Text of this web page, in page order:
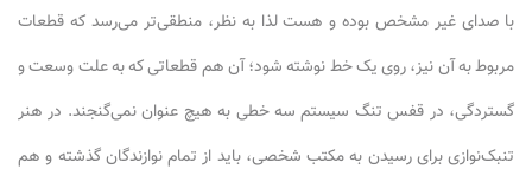
با صدای غیر مشخص بوده و هست لذا به نظر، منطقی‌تر می‌رسد که قطعات
مربوط به آن نیز، روی یک خط نوشته شود؛ آن هم قطعاتی که به علت وسعت و
گستردگی، در قفس تنگ سیستم سه خطی به هیچ عنوان نمی‌گنجند. در هنر
تنبک‌نوازی برای رسیدن به مکتب شخصی، باید از تمام نوازندگان گذشته و هم‌